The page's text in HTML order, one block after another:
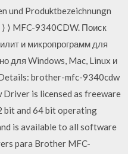
und Produktbezeichnungn
⟩ MFC-9340CDW. Поиск
и микропрограмм для
для Windows, Mac, Linux и
brother-mfc-9340cdw
is licensed as freeware
bit and 64 bit operating
is available to all software
para Brother MFC-